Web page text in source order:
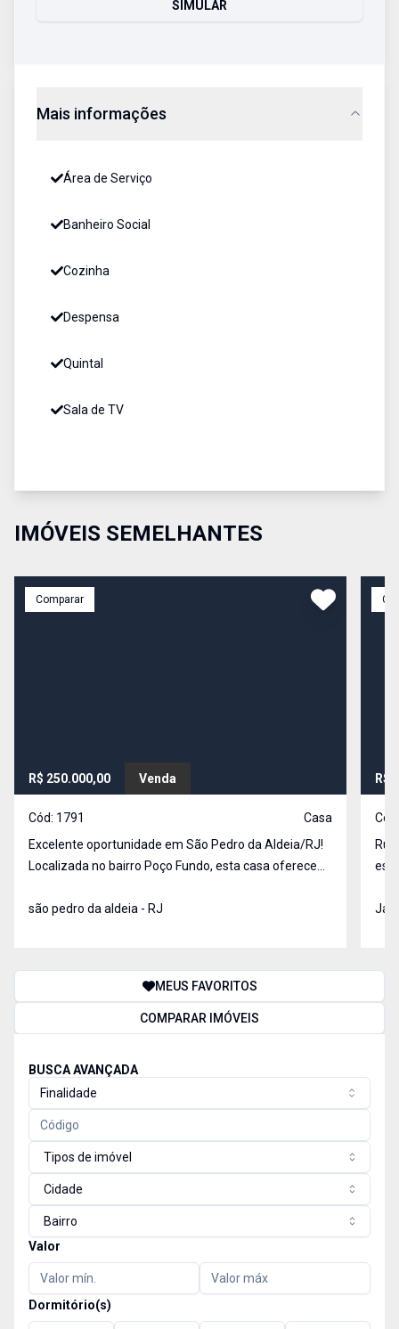
SIMULAR
Mais informações
Área de Serviço
Banheiro Social
Cozinha
Despensa
Quintal
Sala de TV
IMÓVEIS SEMELHANTES
Comparar
R$ 250.000,00 Venda
Cód: 1791
Casa
Excelente oportunidade em São Pedro da Aldeia/RJ!
Localizada no bairro Poço Fundo, esta casa oferece
pavimento, o imóvel conta com dois cômodos,
são pedro da aldeia - RJ
R$
Rua
MEUS FAVORITOS
COMPARAR IMÓVEIS
BUSCA AVANÇADA
Finalidade
Tipos de imóvel
Cidade
Bairro
Valor
Dormitório(s)